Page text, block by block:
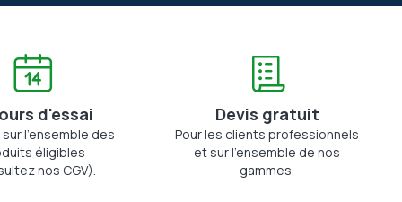
d'essai
sur l'ensemble des
éligibles
nos CGV).
Devis gratuit
Pour les clients professionnels
et sur l'ensemble de nos
gammes.